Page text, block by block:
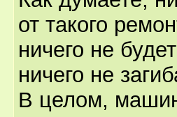
от такого
ничего не
ничего не
В целом,